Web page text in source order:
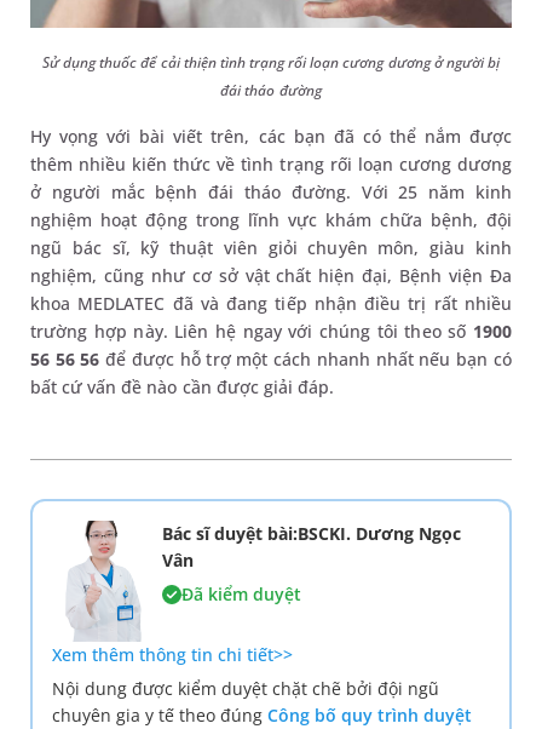
Sử dụng thuốc để cải thiện tình trạng rối loạn cương dương ở người bị
đái tháo đường
Hy vọng với bài viết trên, các bạn đã có thể nắm được
thêm nhiều kiến thức về tình trạng rối loạn cương dương
ở người mắc bệnh đái tháo đường. Với 25 năm kinh
nghiệm hoạt động trong lĩnh vực khám chữa bệnh, đội
ngũ bác sĩ, kỹ thuật viên giỏi chuyên môn, giàu kinh
nghiệm, cũng như cơ sở vật chất hiện đại, Bệnh viện Đa
khoa MEDLATEC đã và đang tiếp nhận điều trị rất nhiều
trường hợp này. Liên hệ ngay với chúng tôi theo số 1900
56 56 56 để được hỗ trợ một cách nhanh nhất nếu bạn có
bất cứ vấn đề nào cần được giải đáp.
Bác sĩ duyệt bài:BSCKI. Dương Ngọc
Vân
Đã kiểm duyệt
Xem thêm thông tin chi tiết>>
Nội dung được kiểm duyệt chặt chẽ bởi đội ngũ
chuyên gia y tế theo đúng Công bố quy trình duyệt